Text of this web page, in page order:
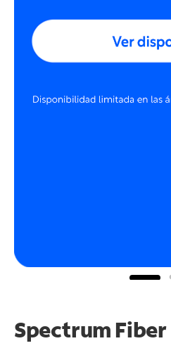
Spectrum